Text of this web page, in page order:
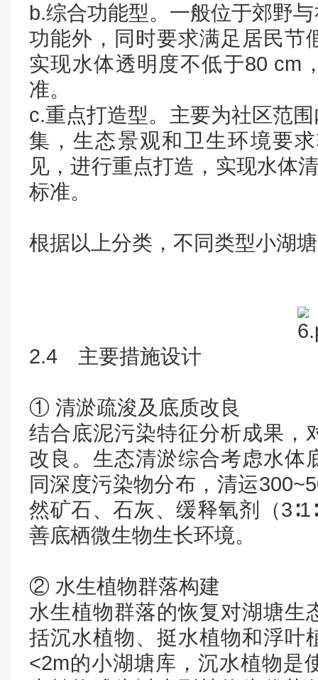
b.综合功能型。一般位于郊野
功能外，同时要求满足居民节
实现水体透明度不低于80 cm
准。
c.重点打造型。主要为社区范
集，生态景观和卫生环境要
见，进行重点打造，实现水体
标准。
根据以上分类，不同类型小湖
2.4 主要措施设计
① 清淤疏浚及底质改良
结合底泥污染特征分析成果，
改良。生态清淤综合考虑水体
同深度污染物分布，清运
然矿石、石灰、缓释氧剂（
善底栖微生物生长环境。
② 水生植物群落构建
水生植物群落的恢复对湖塘生
括沉水植物、挺水植物和浮叶
<2m的小湖塘库，沉水植物是